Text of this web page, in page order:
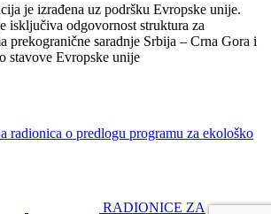
je izrađena uz podršku Evropske unije.
isključiva odgovornost struktura za
prekogranične saradnje Srbija – Crna Gora i
stavove Evropske unije
radionica o predlogu programu za ekološko
RADIONICE ZA